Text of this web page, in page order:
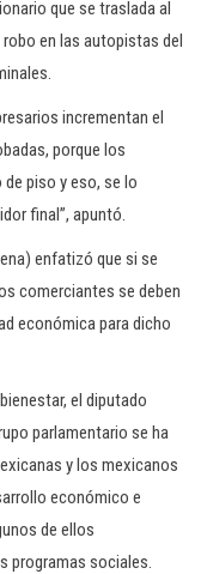
que se traslada al
en las autopistas del
incrementan el
porque los
piso y eso, se lo
final”, apuntó.
enfatizó que si se
comerciantes se deben
económica para dicho
el diputado
parlamentario se ha
y los mexicanos
económico e
de ellos
programas sociales.